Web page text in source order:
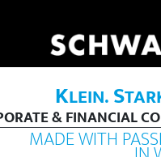
KLEIN.S
& FINANCIAL
MADE WITH